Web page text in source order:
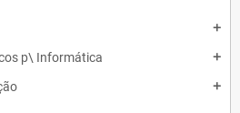
add
p\ Informática add
add